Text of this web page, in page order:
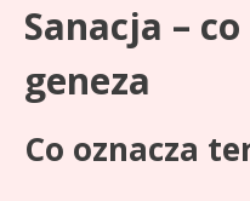
Sanacja –
geneza
Co oznacza